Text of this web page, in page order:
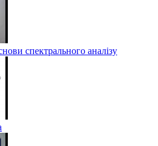
спектрального аналізу